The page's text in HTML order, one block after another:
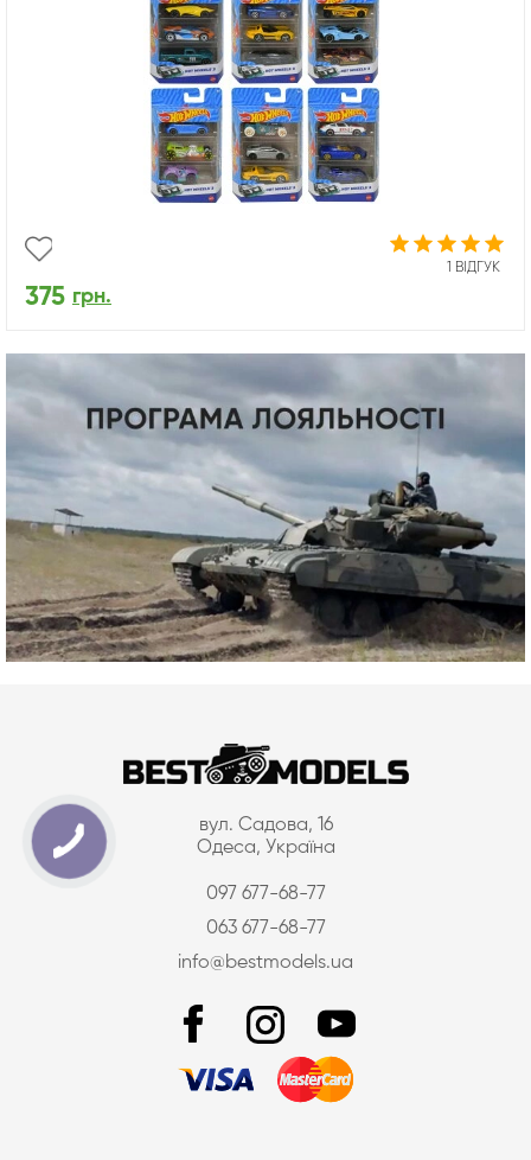
1 ВІДГУК
375 грн.
вул. Садова, 16
Одеса, Україна
097 677-68-77
063 677-68-77
info@bestmodels.ua